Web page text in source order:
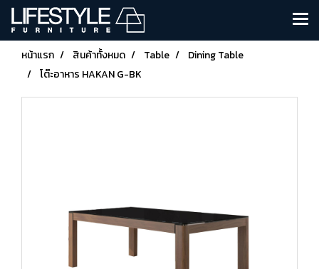
หน้าแรก สินค้าทั้งหมด Table
Dining Table
โต๊ะอาหาร HAKAN G-BK